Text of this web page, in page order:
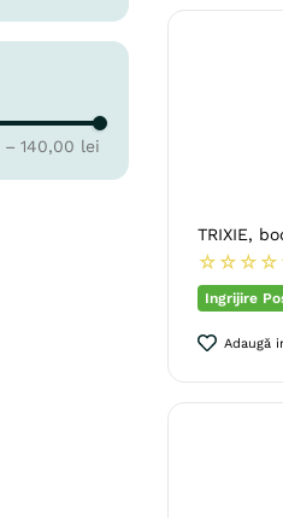
– 140,00 lei
TRIXIE,
☆ ☆ ☆ ☆
Ingrijire
Adaugă